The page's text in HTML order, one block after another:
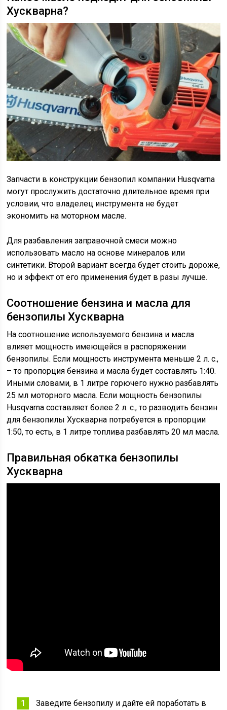
Хускварна?
Запчасти в конструкции бензопил компании Husqvarna
могут прослужить достаточно длительное время при
условии, что владелец инструмента не будет
экономить на моторном масле.
Для разбавления заправочной смеси можно
использовать масло на основе минералов или
синтетики. Второй вариант всегда будет стоить дороже,
но и эффект от его применения будет в разы лучше.
Соотношение бензина и масла для
бензопилы Хускварна
На соотношение используемого бензина и масла
влияет мощность имеющейся в распоряжении
бензопилы. Если мощность инструмента меньше 2 л. с.,
– то пропорция бензина и масла будет составлять 1:40.
Иными словами, в 1 литре горючего нужно разбавлять
25 мл моторного масла. Если мощность бензопилы
Husqvarna составляет более 2 л. с., то разводить бензин
для бензопилы Хускварна потребуется в пропорции
1:50, то есть, в 1 литре топлива разбавлять 20 мл масла.
Правильная обкатка бензопилы
Хускварна
Заведите бензопилу и дайте ей поработать в